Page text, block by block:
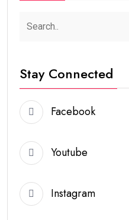
Stay Connected
Facebook
Youtube
Instagram